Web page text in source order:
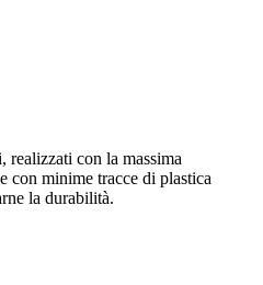
realizzati con la massima
con minime tracce di plastica
la durabilità.